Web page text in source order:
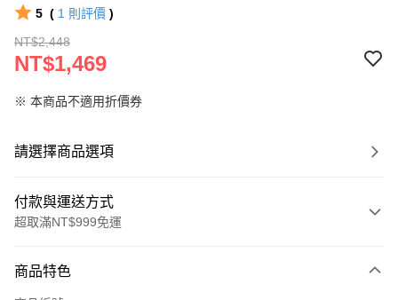
5 ( 1 則評價 )
NT$2,448
NT$1,469
※ 本商品不適用折價券
請選擇商品選項
付款與運送方式
超取滿NT$999免運
信用卡一次付款
商品特色